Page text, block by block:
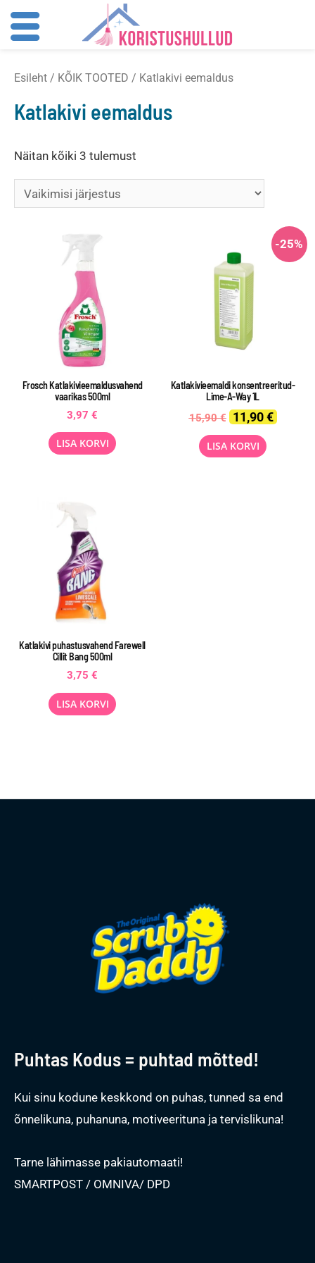
content
Esileht / KÕIK TOOTED / Katlakivi eemaldus
Katlakivi eemaldus
Näitan kõiki 3 tulemust
Frosch Katlakivieemaldusvahend
vaarikas 500ml
3,97 €
LISA KORVI
-25%
Katlakivieemaldi konsentreeritud-
Lime-A-Way 1L
15,90€ Original
price
was:
15,90 €.
11,90€ Current
price
LISA KORVI
Katlakivi puhastusvahend Farewell
Cillit Bang 500ml
3,75 €
LISA KORVI
Puhtas Kodus = puhtad mõtted!
Kui sinu kodune keskkond on puhas, tunned sa end
õnnelikuna, puhanuna, motiveerituna ja tervislikuna!
Tarne lähimasse pakiautomaati!
SMARTPOST / OMNIVA/ DPD